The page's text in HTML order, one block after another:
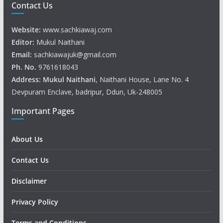
Contact Us
Website: www.sachkiawaj.com
Editor: Mukul Naithani
Email: sachkiawajuk@gmail.com
Ph. No. 9761618043
Address: Mukul Naithani, Naithani House, Lane No. 4
Devpuram Enclave, badripur, Ddun, Uk-248005
Important Pages
About Us
Contact Us
Disclaimer
Privacy Policy